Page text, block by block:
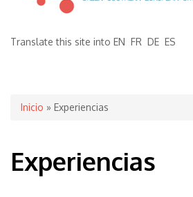
Translate this site into EN FR DE ES
Se encuentra usted aquí
Inicio » Experiencias
Experiencias